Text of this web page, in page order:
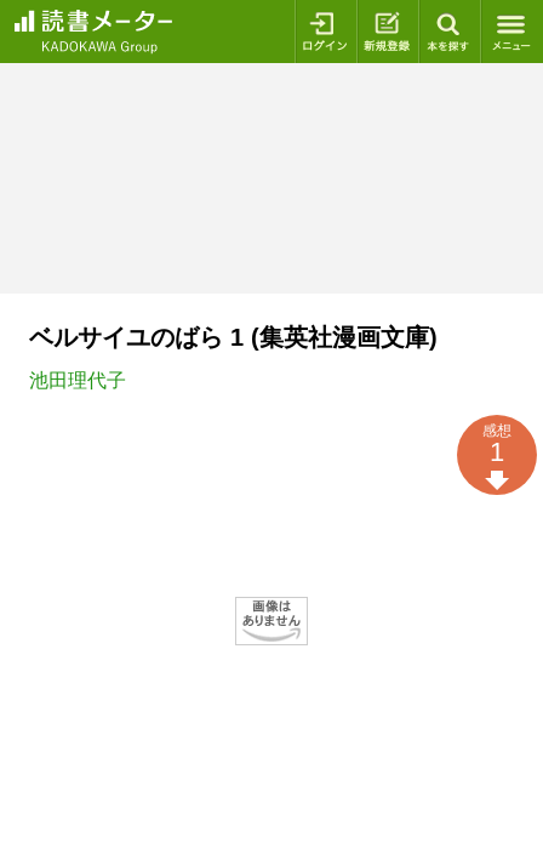
ログイン 新規登録
ベルサイユのばら 1 (集英社漫画文庫)
池田理代子
感想
1